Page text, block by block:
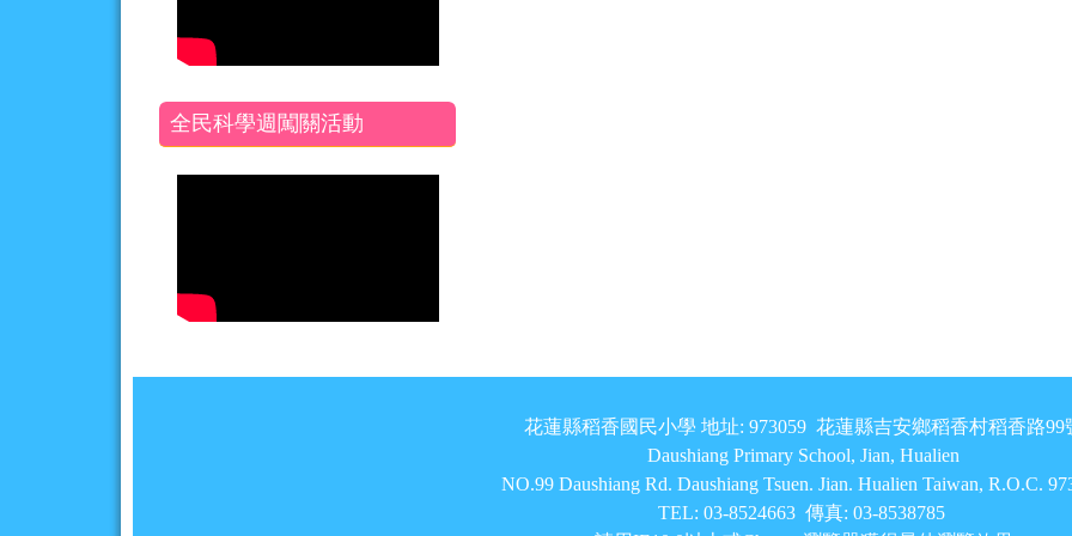
全民科學週闖關活動
花蓮縣稻香國民小學 地址: 973059 花蓮縣吉安鄉稻香村稻香路99
Daushiang Primary School, Jian, Hualien
NO.99 Daushiang Rd. Daushiang Tsuen. Jian. Hualien Taiwan, R.O.C.
TEL: 03-8524663 傳真: 03-8538785